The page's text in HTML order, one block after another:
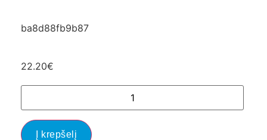
ba8d88fb9b87
22.20€
Į krepšelį